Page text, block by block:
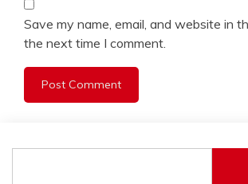
Save my name, email, and website in
the next time I comment.